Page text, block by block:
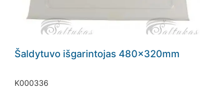
Šaldytuvo išgarintojas 480x320mm
K000336